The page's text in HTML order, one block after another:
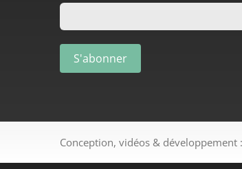
Conception, vidéos & développement :